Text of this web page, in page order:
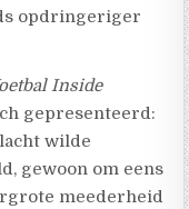
opdringeriger
Inside
gepresenteerd:
wilde
gewoon om eens
meederheid